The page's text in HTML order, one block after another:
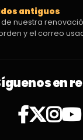
antiguos
nuestra
y el correo
en